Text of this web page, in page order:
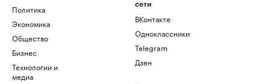
Политика
Экономика
Общество
Бизнес
Технологии и
медиа
сети
ВКонтакте
Одноклассники
Telegram
Дзен